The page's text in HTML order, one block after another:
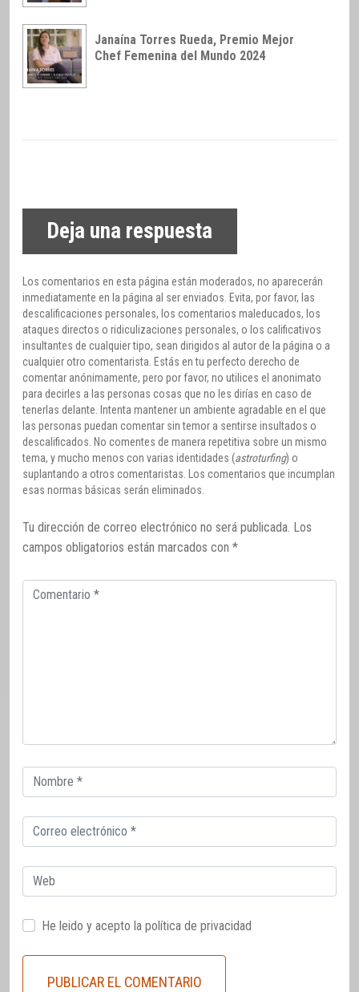
Janaína Torres Rueda, Premio Mejor
Chef Femenina del Mundo 2024
Deja una respuesta
Los comentarios en esta página están moderados, no aparecerán
inmediatamente en la página al ser enviados. Evita, por favor, las
descalificaciones personales, los comentarios maleducados, los
ataques directos o ridiculizaciones personales, o los calificativos
insultantes de cualquier tipo, sean dirigidos al autor de la página o a
cualquier otro comentarista. Estás en tu perfecto derecho de
comentar anónimamente, pero por favor, no utilices el anonimato
para decirles a las personas cosas que no les dirías en caso de
tenerlas delante. Intenta mantener un ambiente agradable en el que
las personas puedan comentar sin temor a sentirse insultados o
descalificados. No comentes de manera repetitiva sobre un mismo
tema, y mucho menos con varias identidades (astroturfing) o
suplantando a otros comentaristas. Los comentarios que incumplan
esas normas básicas serán eliminados.
Tu dirección de correo electrónico no será publicada. Los
campos obligatorios están marcados con *
Comentario
Correo
electrónico
Correo
electrónico
Web
He leido y acepto la política de privacidad